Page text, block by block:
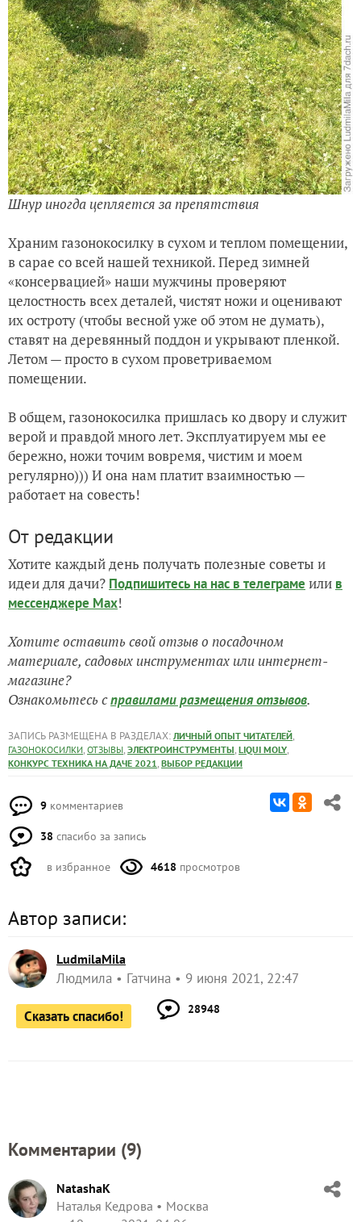
Шнур иногда цепляется за препятствия
Храним газонокосилку в сухом и теплом помещении,
в сарае со всей нашей техникой. Перед зимней
«консервацией» наши мужчины проверяют
целостность всех деталей, чистят ножи и оценивают
их остроту (чтобы весной уже об этом не думать),
ставят на деревянный поддон и укрывают пленкой.
Летом — просто в сухом проветриваемом
помещении.
В общем, газонокосилка пришлась ко двору и служит
верой и правдой много лет. Эксплуатируем мы ее
бережно, ножи точим вовремя, чистим и моем
регулярно))) И она нам платит взаимностью —
работает на совесть!
От редакции
Хотите каждый день получать полезные советы и
идеи для дачи? Подпишитесь на нас в телеграме или в
мессенджере Max!
Хотите оставить свой отзыв о посадочном
материале, садовых инструментах или интернет-
магазине?
Ознакомьтесь справилами размещения отзывов.
ЗАПИСЬ РАЗМЕЩЕНА В РАЗДЕЛАХ: ЛИЧНЫЙ ОПЫТ ЧИТАТЕЛЕЙ,
ГАЗОНОКОСИЛКИ, ОТЗЫВЫ, ЭЛЕКТРОИНСТРУМЕНТЫ, LIQUI MOLY,
КОНКУРС ТЕХНИКА НА ДАЧЕ 2021, ВЫБОР РЕДАКЦИИ
9 комментариев
38 спасибо за запись
в избранное 4618 просмотров
Автор записи:
LudmilaMila
Людмила Гатчина 9 июня 2021, 22:47
Сказать спасибо! 28948
Комментарии (9)
NatashaK
Наталья Кедрова
Москва